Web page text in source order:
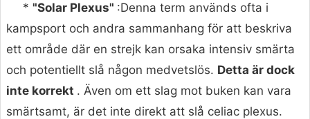
* "Solar Plexus" :Denna term används ofta i
kampsport och andra sammanhang för att beskriva
ett område där en strejk kan orsaka intensiv smärta
och potentiellt slå någon medvetslös. Detta är dock
inte korrekt . Även om ett slag mot buken kan vara
smärtsamt, är det inte direkt att slå celiac plexus.